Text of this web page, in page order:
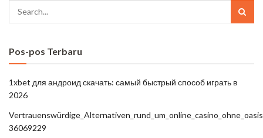
Pos-pos Terbaru
1xbet для андроид скачать: самый быстрый способ играть в
2026
36069229